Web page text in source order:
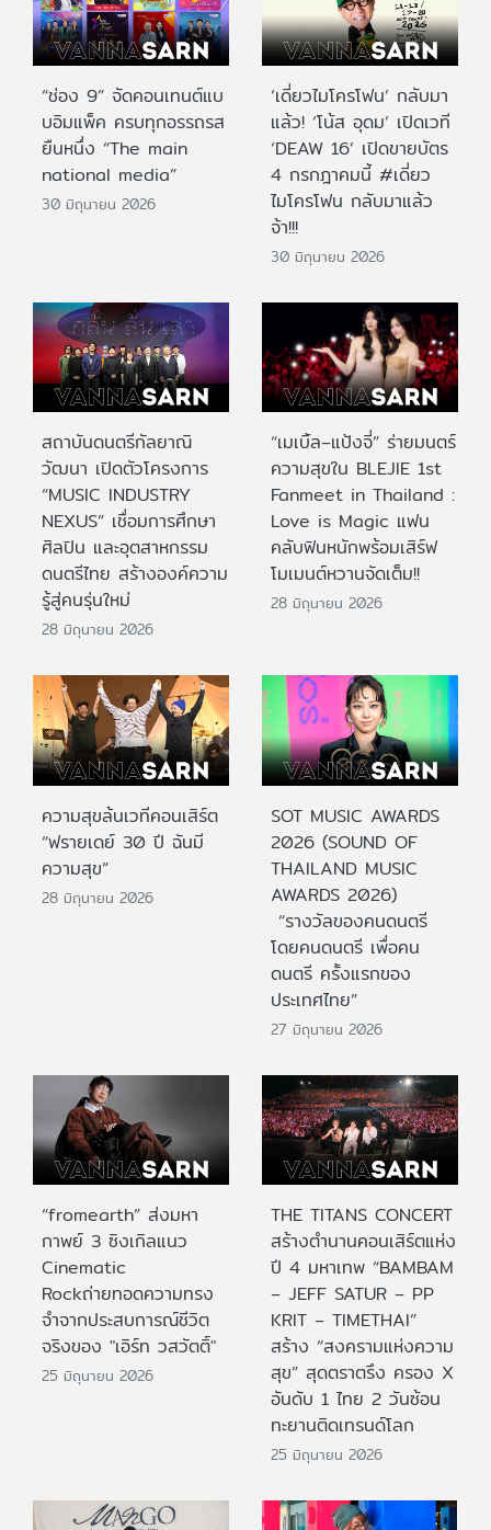
“ช่อง 9” จัดคอนเทนต์แบ
บอิมแพ็ค ครบทุกอรรถรส
ยืนหนึ่ง “The main
national media”
30 มิถุนายน 2026
‘เดี่ยวไมโครโฟน’ กลับมา
แล้ว! ‘โน้ส อุดม’ เปิดเวที
‘DEAW 16’ เปิดขายบัตร
4 กรกฎาคมนี้ #เดี่ยว
ไมโครโฟน กลับมาแล้ว
จ้า!!!
30 มิถุนายน 2026
สถาบันดนตรีกัลยาณิ
วัฒนา เปิดตัวโครงการ
“MUSIC INDUSTRY
NEXUS” เชื่อมการศึกษา
ศิลปิน และอุตสาหกรรม
ดนตรีไทย สร้างองค์ความ
รู้สู่คนรุ่นใหม่
28 มิถุนายน 2026
“เมเบิ้ล–แป้งจี่” ร่ายมนตร์
ความสุขใน BLEJIE 1st
Fanmeet in Thailand :
Love is Magic แฟน
คลับฟินหนักพร้อมเสิร์ฟ
โมเมนต์หวานจัดเต็ม!!
28 มิถุนายน 2026
ความสุขล้นเวทีคอนเสิร์ต
“ฟรายเดย์ 30 ปี ฉันมี
ความสุข”
28 มิถุนายน 2026
SOT MUSIC AWARDS
2026 (SOUND OF
THAILAND MUSIC
AWARDS 2026)
“รางวัลของคนดนตรี
โดยคนดนตรี เพื่อคน
ดนตรี ครั้งแรกของ
ประเทศไทย”
27 มิถุนายน 2026
“fromearth” ส่งมหา
กาพย์ 3 ซิงเกิลแนว
Cinematic
Rockถ่ายทอดความทรง
จำจากประสบการณ์ชีวิต
จริงของ "เอิร์ท วสวัตติ์"
25 มิถุนายน 2026
THE TITANS CONCERT
สร้างตำนานคอนเสิร์ตแห่ง
ปี 4 มหาเทพ “BAMBAM
– JEFF SATUR – PP
KRIT – TIMETHAI”
สร้าง “สงครามแห่งความ
สุข” สุดตราตรึง ครอง X
อันดับ 1 ไทย 2 วันซ้อน
ทะยานติดเทรนด์โลก
25 มิถุนายน 2026